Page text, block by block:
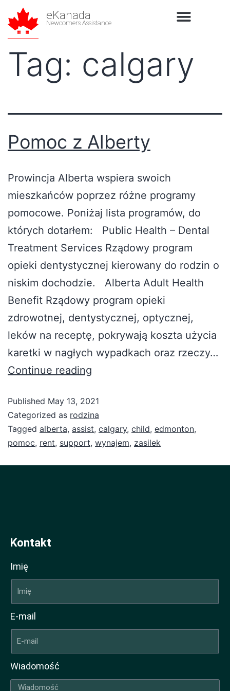
eKanada
Newcomers Assistance
Tag: calgary
Pomoc z Alberty
Prowincja Alberta wspiera swoich
mieszkańców poprzez różne programy
pomocowe. Poniżaj lista programów, do
których dotarłem: Public Health – Dental
Treatment Services Rządowy program
opieki dentystycznej kierowany do rodzin o
niskim dochodzie. Alberta Adult Health
Benefit Rządowy program opieki
zdrowotnej, dentystycznej, optycznej,
leków na receptę, pokrywają koszta użycia
karetki w nagłych wypadkach oraz rzeczy…
Continue reading
Published May 13, 2021
Categorized as rodzina
Tagged alberta, assist, calgary, child, edmonton,
pomoc, rent, support, wynajem, zasilek
Kontakt
Imię
E-mail
Wiadomość